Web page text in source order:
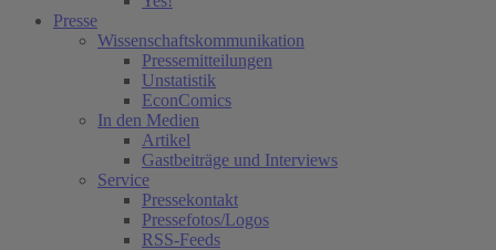
Presse
Wissenschaftskommunikation
Pressemitteilungen
Unstatistik
EconComics
In den Medien
Artikel
Gastbeiträge und Interviews
Service
Pressekontakt
Pressefotos/Logos
RSS-Feeds